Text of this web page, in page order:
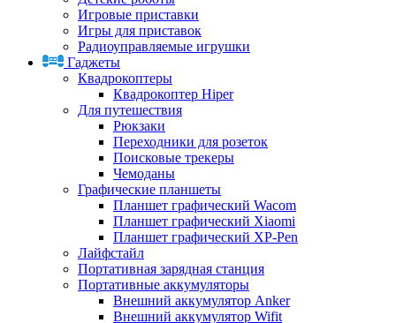
Игровые приставки
Игры для приставок
Радиоуправляемые игрушки
Гаджеты
Квадрокоптеры
Квадрокоптер Hiper
Для путешествия
Рюкзаки
Переходники для розеток
Поисковые трекеры
Чемоданы
Графические планшеты
Планшет графический Wacom
Планшет графический Xiaomi
Планшет графический XP-Pen
Лайфстайл
Портативная зарядная станция
Портативные аккумуляторы
Внешний аккумулятор Anker
Внешний аккумулятор Wifit